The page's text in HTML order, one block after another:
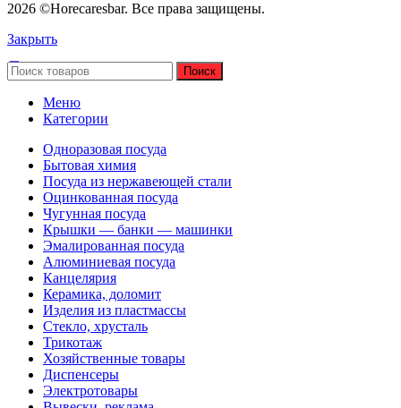
2026 ©Horecaresbar. Все права защищены.
Закрыть
Поиск
Меню
Категории
Одноразовая посуда
Бытовая химия
Посуда из нержавеющей стали
Оцинкованная посуда
Чугунная посуда
Крышки — банки — машинки
Эмалированная посуда
Алюминиевая посуда
Канцелярия
Керамика, доломит
Изделия из пластмассы
Стекло, хрусталь
Трикотаж
Хозяйственные товары
Диспенсеры
Электротовары